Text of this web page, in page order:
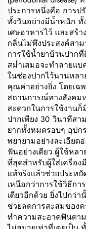
ประการหนึ่งคือ การป
ทั้งวันอย่างมีน้ำหนัก ทั้
เศษอาหารไว้ และสร้
กลิ่นไม่พึงประสงค์สาม
การใช้น้ำยาบ้วนปาก
สม่ำเสมอจะทำลายแ
ในช่องปากไว้นานหล
คุณค่าอย่างยิ่ง โดยเฉ
สถานการณ์ทางสังคม
สะดวกในการใช้งาน
ปากเพียง 30 วินาทีส
ยากทั้งหมดรอบๆ อุป
พยายามอย่างละเอีย
ฟันอย่างเดียว ผู้ใช้หล
ที่สุดสำหรับผู้ใส่เครื่อ
แท้จริงแล้วช่วยประห
เหนือกว่าการใช้วิธีกา
เดียวอีกด้วย ยิ่งไปกว่
ช่วยลดการสะสมของ
ทำความสะอาดฟันตา